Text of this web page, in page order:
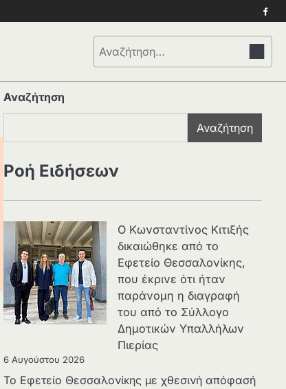
Αναζήτηση
για:
Αναζήτηση
Αναζήτηση
Ροή Ειδήσεων
Ο Κωνσταντίνος Κιτιξής
δικαιώθηκε από το
Εφετείο Θεσσαλονίκης,
που έκρινε ότι ήταν
παράνομη η διαγραφή
του από το Σύλλογο
Δημοτικών Υπαλλήλων
Πιερίας
6 Αυγούστου 2026
Το Εφετείο Θεσσαλονίκης με χθεσινή απόφασή